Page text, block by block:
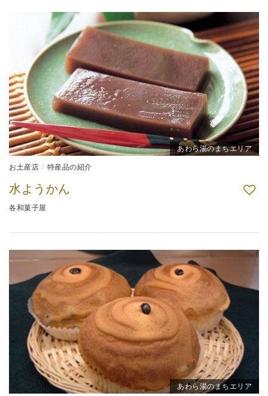
あわら湯のまちエリア
お土産店 特産品の紹介
水ようかん
各和菓子屋
あわら湯のまちエリア